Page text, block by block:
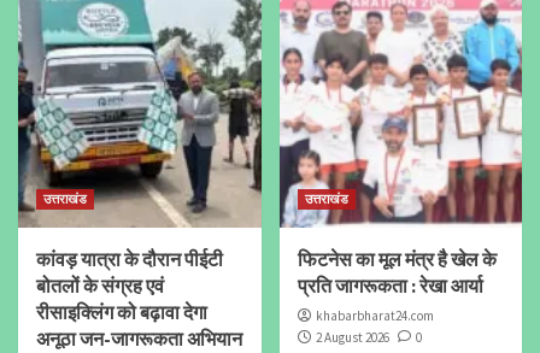
उत्तराखंड
कांवड़ यात्रा के दौरान पीईटी
बोतलों के संग्रह एवं
रीसाइक्लिंग को बढ़ावा देगा
अनूठा जन-जागरूकता अभियान
उत्तराखंड
फिटनेस का मूल मंत्र है खेल के
प्रति जागरूकता : रेखा आर्या
khabarbharat24.com
2 August 2026
0